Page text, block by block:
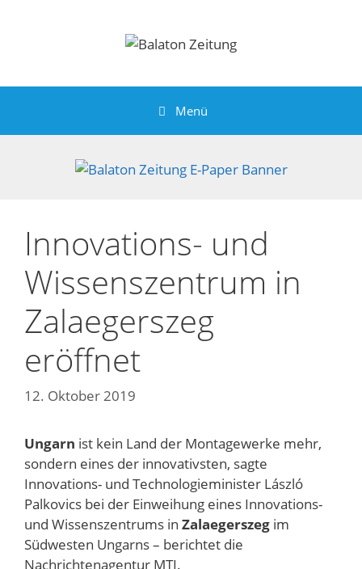
Menü
Innovations- und
Wissenszentrum in
Zalaegerszeg
eröffnet
12. Oktober 2019
Ungarn ist kein Land der Montagewerke mehr,
sondern eines der innovativsten, sagte
Innovations- und Technologieminister László
Palkovics bei der Einweihung eines Innovations-
und Wissenszentrums in Zalaegerszeg im
Südwesten Ungarns – berichtet die
Nachrichtenagentur MTI.